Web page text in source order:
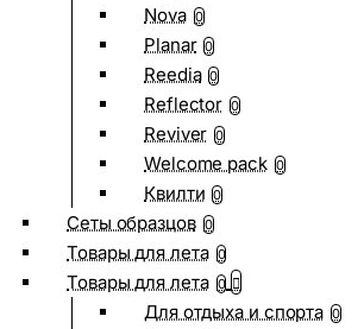
Nova 0
Planar 0
Reedia 0
Reflector 0
Reviver 0
Welcome pack 0
Квилти 0
Сеты образцов 0
Товары для лета 0
Товары для лета 0
Для отдыха и спорта 0